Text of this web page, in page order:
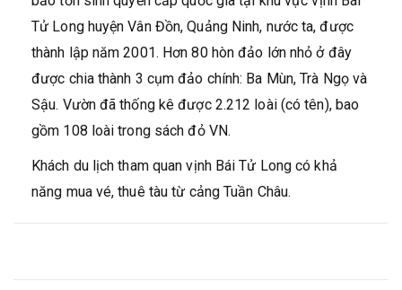
Tử Long huyện Vân Đồn, Quảng Ninh, nước ta, được
thành lập năm 2001. Hơn 80 hòn đảo lớn nhỏ ở đây
được chia thành 3 cụm đảo chính: Ba Mùn, Trà Ngọ và
Sậu. Vườn đã thống kê được 2.212 loài (có tên), bao
gồm 108 loài trong sách đỏ VN.
Khách du lịch tham quan vịnh Bái Tử Long có khả
năng mua vé, thuê tàu từ cảng Tuần Châu.